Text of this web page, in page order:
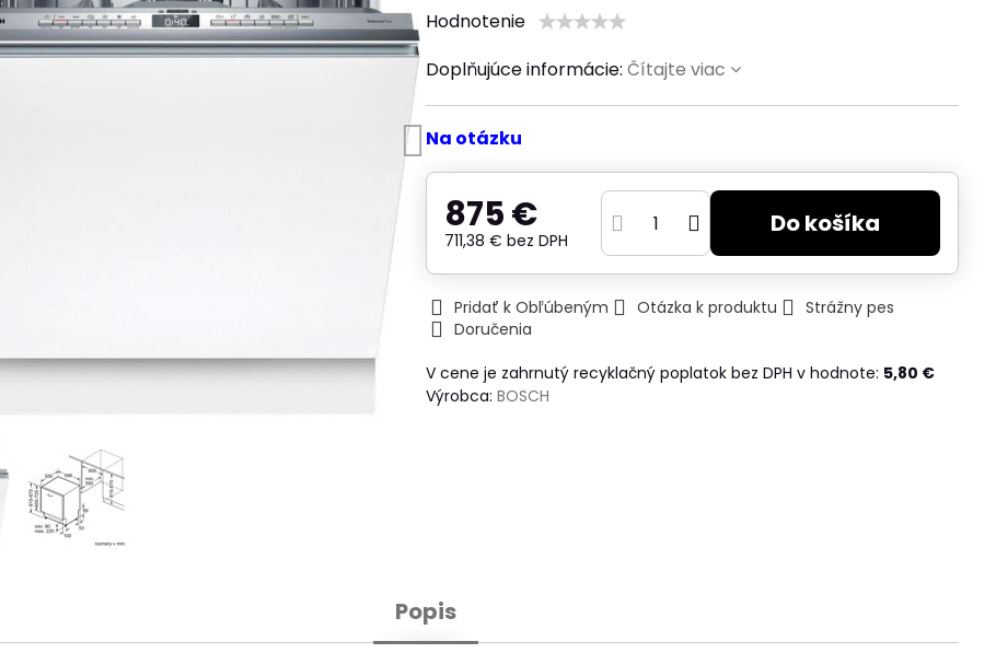
Hodnotenie
Doplňujúce informácie:Čítajte viac
Na otázku
875 €
711,38 €bez DPH
Do košíka
Pridať k Obľúbeným Otázka k produktu
Strážny pes
Doručenia
V cene je zahrnutý recyklačný poplatok bez DPH v hodnote: 5,80 €
Výrobca:BOSCH
Popis